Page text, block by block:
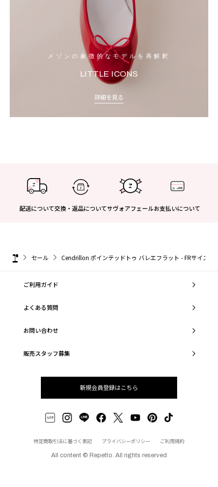
メゾンの象徴的なモデルを再解釈
LITTLE ICONS
詳細を見る
配送について交換・返品についてサヴォアフェールお支払いについて
セール Cendrillon ポインテッドトゥ バレエフラット - FRサイズ
ご利用ガイド
よくある質問
お問い合わせ
販売スタッフ募集
新規会員登録はこちら
特定商取引法に基づく表記 プライバシーポリシー ご利用規約
All content © Repetto. All rights reserved